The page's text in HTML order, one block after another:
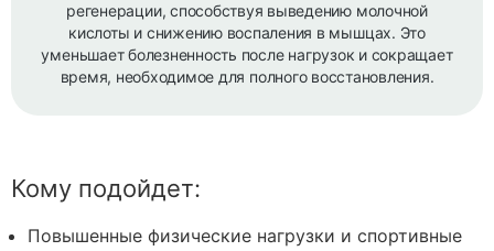
регенерации, способствуя выведению молочной
кислоты и снижению воспаления в мышцах. Это
уменьшает болезненность после нагрузок и сокращает
время, необходимое для полного восстановления.
Кому подойдет:
Повышенные физические нагрузки и спортивные